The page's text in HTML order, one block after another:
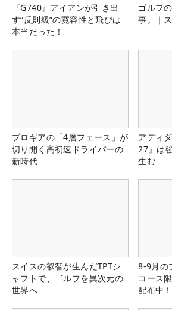
『G740』アイアンが引き出
す“反則級”の寛容性と飛びは
本当だった！
ゴルフ
事。｜
プロギアの「4層フェース」が
切り開く高初速ドライバーの
新時代
アディ
27』は
生む
スイスの叡智が生んだTPTシ
ャフトで、ゴルフを異次元の
世界へ
8-9月の
コース
配布中！